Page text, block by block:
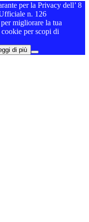
per la Privacy dell’ 8
n. 126
migliorare la tua
per scopi di
di più